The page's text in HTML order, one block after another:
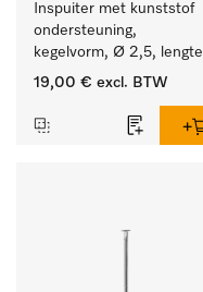
Inspuiter met kunststof
ondersteuning,
kegelvorm, Ø 2,5, lengte
50 mm.
19,00 € excl. BTW